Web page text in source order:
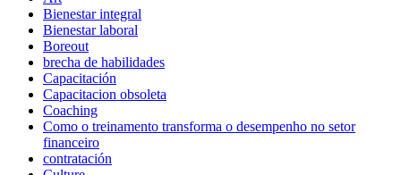
Bienestar integral
Bienestar laboral
Boreout
brecha de habilidades
Capacitación
Capacitacion obsoleta
Coaching
Como o treinamento transforma o desempenho no setor
financeiro
contratación